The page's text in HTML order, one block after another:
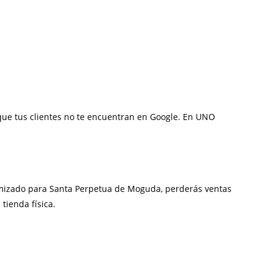
tus clientes no te encuentran en Google. En UNO
para Santa Perpetua de Moguda, perderás ventas
tienda física.